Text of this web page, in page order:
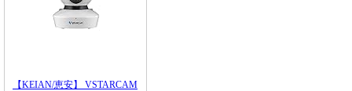
【KEIAN/恵安】 VSTARCAM